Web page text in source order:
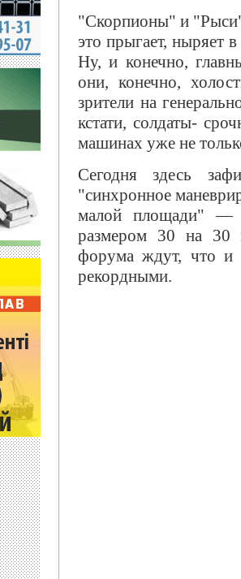
"Скорпионы" и
это прыгает, ныряет
Ну, и конечно,
они, конечно,
зрители на
кстати, солдаты-
машинах уже не
Сегодня здесь
"синхронное
малой площади" —
размером 30 на 30
форума ждут, что и
рекордными.